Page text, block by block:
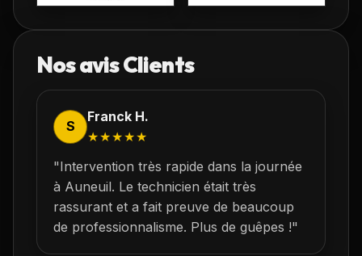
Nos avis Clients
S
Franck H.
★★★★★
"Intervention très rapide dans la journée
à Auneuil. Le technicien était très
rassurant et a fait preuve de beaucoup
de professionnalisme. Plus de guêpes !"